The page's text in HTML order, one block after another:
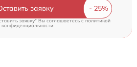
заявку
заявку" Вы соглашаетесь c политикой
конфиденциальности